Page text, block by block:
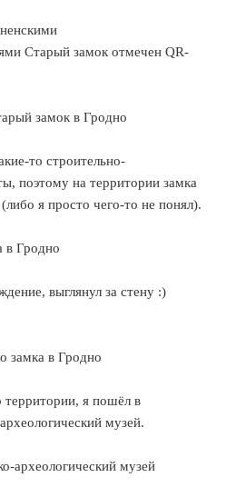
Старый замок отмечен QR-
то строительно-
поэтому на территории замка
я просто чего-то не понял).
выглянул за стену :)
я пошёл в
музей.